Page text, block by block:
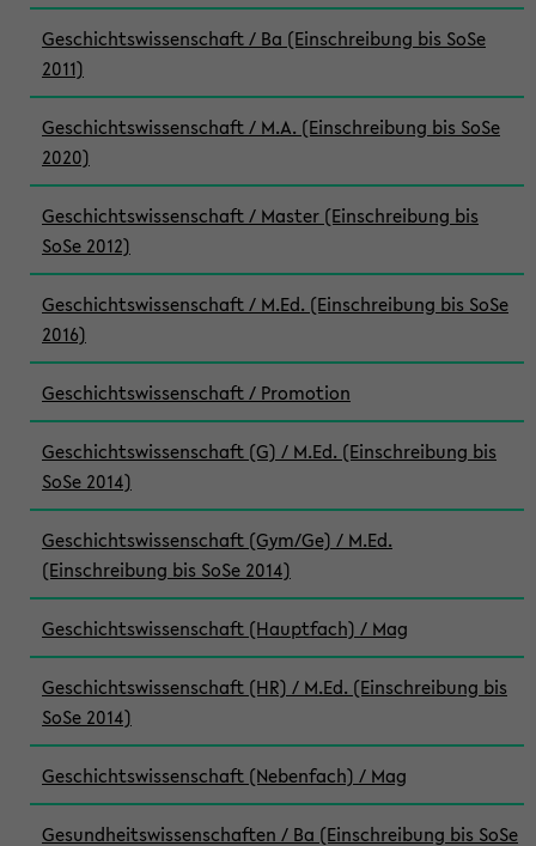
Geschichtswissenschaft / Ba (Einschreibung bis SoSe
2011)
Geschichtswissenschaft / M.A. (Einschreibung bis SoSe
2020)
Geschichtswissenschaft / Master (Einschreibung bis
SoSe 2012)
Geschichtswissenschaft / M.Ed. (Einschreibung bis SoSe
2016)
Geschichtswissenschaft / Promotion
Geschichtswissenschaft (G) / M.Ed. (Einschreibung bis
SoSe 2014)
Geschichtswissenschaft (Gym/Ge) / M.Ed.
(Einschreibung bis SoSe 2014)
Geschichtswissenschaft (Hauptfach) / Mag
Geschichtswissenschaft (HR) / M.Ed. (Einschreibung bis
SoSe 2014)
Geschichtswissenschaft (Nebenfach) / Mag
Gesundheitswissenschaften / Ba (Einschreibung bis SoSe